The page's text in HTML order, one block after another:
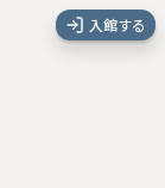
入館する